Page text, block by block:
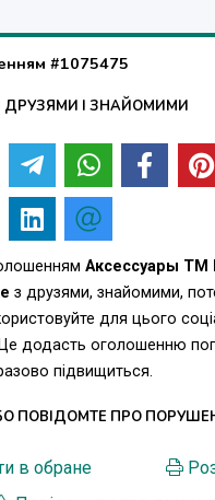
#1075475
ДРУЗЯМИ І ЗНАЙОМИМИ
Аксессуары ТМ
з друзями, знайомими,
для цього
додасть оголошенню
підвищиться.
ПОВІДОМТЕ ПРО
в обране